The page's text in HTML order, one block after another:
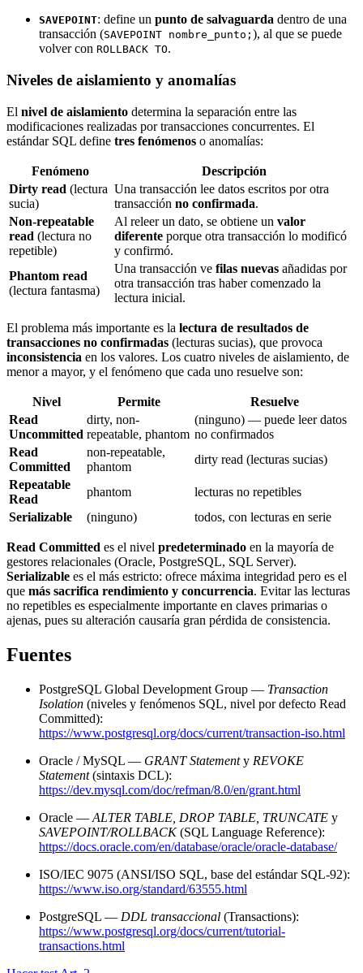
SAVEPOINT: define un punto de salvaguarda dentro de una
transacción (SAVEPOINT nombre_punto; ), al que se puede
volver con ROLLBACK TO.
Niveles de aislamiento y anomalías
El nivel de aislamiento determina la separación entre las
modificaciones realizadas por transacciones concurrentes. El
estándar SQL define tres fenómenos o anomalías:
Fenómeno
Descripción
Dirty read (lectura
sucia)
Una transacción lee datos escritos por otra
transacción no confirmada.
Non-repeatable
read (lectura no
repetible)
Al releer un dato, se obtiene un valor
diferente porque otra transacción lo modificó
y confirmó.
Phantom read
(lectura fantasma)
Una transacción ve filas nuevas añadidas por
otra transacción tras haber comenzado la
lectura inicial.
El problema más importante es la lectura de resultados de
transacciones no confirmadas (lecturas sucias), que provoca
inconsistencia en los valores. Los cuatro niveles de aislamiento, de
menor a mayor, y el fenómeno que cada uno resuelve son:
Nivel Permite
Resuelve
Read
Uncommitted
dirty, non-
repeatable, phantom
(ninguno) — puede leer datos
no confirmados
Read
Committed
non-repeatable,
phantom
dirty read (lecturas sucias)
Repeatable
Read
phantom
lecturas no repetibles
Serializable
(ninguno) todos, con lecturas en serie
Read Committed es el nivel predeterminado en la mayoría de
gestores relacionales (Oracle, PostgreSQL, SQL Server).
Serializable es el más estricto: ofrece máxima integridad pero es el
que más sacrifica rendimiento y concurrencia. Evitar las lecturas
no repetibles es especialmente importante en claves primarias o
ajenas, pues su alteración causaría gran pérdida de consistencia.
Fuentes
PostgreSQL Global Development Group — Transaction
Isolation (niveles y fenómenos SQL, nivel por defecto Read
Committed):
https://www.postgresql.org/docs/current/transaction-iso.html
Oracle / MySQL — GRANT Statementy REVOKE
Statement(sintaxis DCL):
https://dev.mysql.com/doc/refman/8.0/en/grant.html
Oracle — ALTER TABLE, DROP TABLE, TRUNCATE y
SAVEPOINT/ROLLBACK(SQL Language Reference):
https://docs.oracle.com/en/database/oracle/oracle-database/
ISO/IEC 9075 (ANSI/ISO SQL, base del estándar SQL-92):
https://www.iso.org/standard/63555.html
PostgreSQL — DDL transaccional (Transactions):
https://www.postgresql.org/docs/current/tutorial-
transactions.html